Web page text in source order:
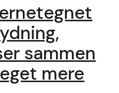
sammen
mere